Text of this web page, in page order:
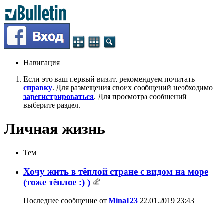
Навигация
Если это ваш первый визит, рекомендуем почитать
справку. Для размещения своих сообщений необходимо
зарегистрироваться. Для просмотра сообщений
выберите раздел.
Личная жизнь
Тем
Хочу жить в тёплой стране с видом на море
(тоже тёплое :) )
Последнее сообщение от Mina123 22.01.2019 23:43